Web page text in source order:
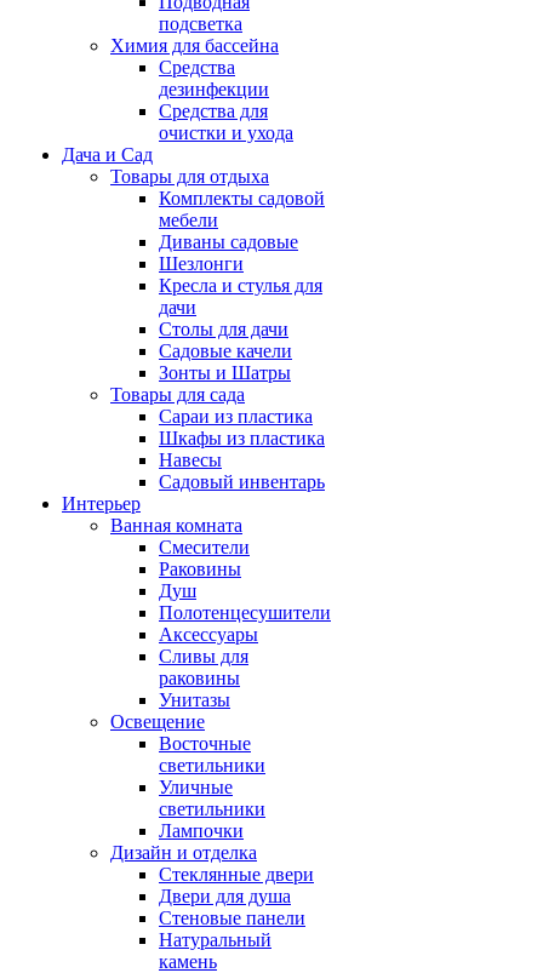
подсветка
Химия для бассейна
Средства
дезинфекции
Средства для
очистки и ухода
Дача и Сад
Товары для отдыха
Комплекты садовой
мебели
Диваны садовые
Шезлонги
Кресла и стулья для
дачи
Столы для дачи
Садовые качели
Зонты и Шатры
Товары для сада
Сараи из пластика
Шкафы из пластика
Навесы
Садовый инвентарь
Интерьер
Ванная комната
Смесители
Раковины
Душ
Полотенцесушители
Аксессуары
Сливы для
раковины
Унитазы
Освещение
Восточные
светильники
Уличные
светильники
Лампочки
Дизайн и отделка
Стеклянные двери
Двери для душа
Стеновые панели
Натуральный
камень